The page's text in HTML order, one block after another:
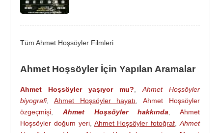
1994 - Şerefli Müfettiş Şeref (TV Dizisi)
1993 - Ebubekir -i Şıbli Hz. (TV Filmi)
1993 - Abdullah Bin Tusteri Hz. (TV Filmi)
1990 - Çılgın Aşıklar (Sinema Filmi)
1990 - Kiralık Anne (Sinema Filmi)
1988 - Tek Başına (Sinema Filmi)
1987 - Kurye (Sinema Filmi)
Tüm Ahmet Hoşsöyler Filmleri
Ahmet Hoşsöyler İçin Yapılan Aramalar
Ahmet Hoşsöyler yaşıyor mu?
Ahmet Hoşsöyler
biyografi, Ahmet Hoşsöyler hayatı ,Ahmet Hoşsöyler
özgeçmişi
Ahmet Hoşsöyler hakkında
Ahmet
Hoşsöyler doğum yeri, Ahmet Hoşsöyler fotoğraf ,Ahmet